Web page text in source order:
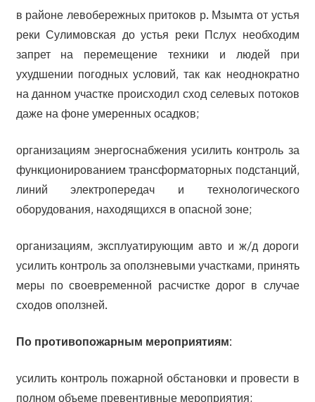
в районе левобережных притоков р. Мзымта от устья
реки Сулимовская до устья реки Пслух необходим
запрет на перемещение техники и людей при
ухудшении погодных условий, так как неоднократно
на данном участке происходил сход селевых потоков
даже на фоне умеренных осадков;
организациям энергоснабжения усилить контроль за
функционированием трансформаторных подстанций,
линий электропередач и технологического
оборудования, находящихся в опасной зоне;
организациям, эксплуатирующим авто и ж/д дороги
усилить контроль за оползневыми участками, принять
меры по своевременной расчистке дорог в случае
сходов оползней.
По противопожарным мероприятиям:
усилить контроль пожарной обстановки и провести в
полном объеме превентивные мероприятия;